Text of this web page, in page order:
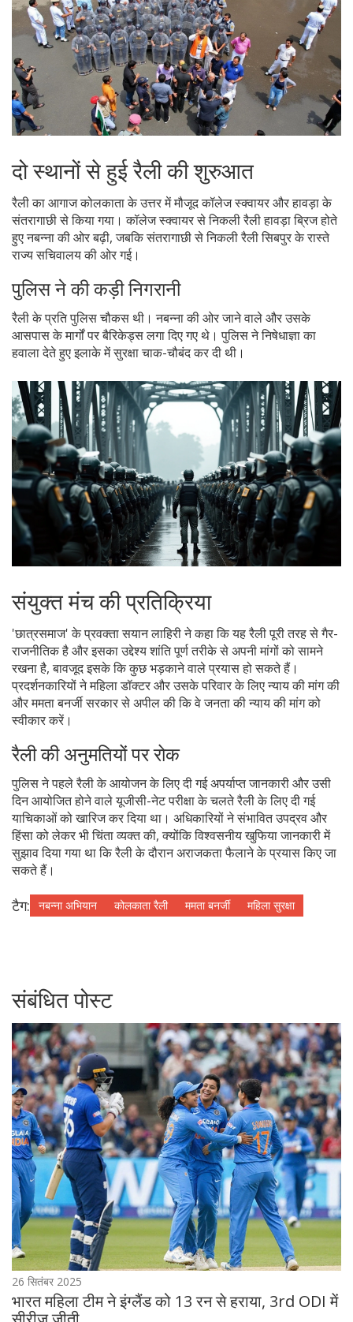
दो स्थानों से हुई रैली की शुरुआत
रैली का आगाज कोलकाता के उत्तर में मौजूद कॉलेज स्क्वायर और हावड़ा के
संतरागाछी से किया गया। कॉलेज स्क्वायर से निकली रैली हावड़ा ब्रिज होते
हुए नबन्ना की ओर बढ़ी, जबकि संतरागाछी से निकली रैली सिबपुर के रास्ते
राज्य सचिवालय की ओर गई।
पुलिस ने की कड़ी निगरानी
रैली के प्रति पुलिस चौकस थी। नबन्ना की ओर जाने वाले और उसके
आसपास के मार्गों पर बैरिकेड्स लगा दिए गए थे। पुलिस ने निषेधाज्ञा का
हवाला देते हुए इलाके में सुरक्षा चाक-चौबंद कर दी थी।
संयुक्त मंच की प्रतिक्रिया
'छात्रसमाज' के प्रवक्ता सयान लाहिरी ने कहा कि यह रैली पूरी तरह से गैर-
राजनीतिक है और इसका उद्देश्य शांति पूर्ण तरीके से अपनी मांगों को सामने
रखना है, बावजूद इसके कि कुछ भड़काने वाले प्रयास हो सकते हैं।
प्रदर्शनकारियों ने महिला डॉक्टर और उसके परिवार के लिए न्याय की मांग की
और ममता बनर्जी सरकार से अपील की कि वे जनता की न्याय की मांग को
स्वीकार करें।
रैली की अनुमतियों पर रोक
पुलिस ने पहले रैली के आयोजन के लिए दी गई अपर्याप्त जानकारी और उसी
दिन आयोजित होने वाले यूजीसी-नेट परीक्षा के चलते रैली के लिए दी गई
याचिकाओं को खारिज कर दिया था। अधिकारियों ने संभावित उपद्रव और
हिंसा को लेकर भी चिंता व्यक्त की, क्योंकि विश्वसनीय खुफिया जानकारी में
सुझाव दिया गया था कि रैली के दौरान अराजकता फैलाने के प्रयास किए जा
सकते हैं।
टैग: नबन्ना अभियान कोलकाता रैली ममता बनर्जी महिला सुरक्षा
संबंधित पोस्ट
26 सितंबर 2025
भारत महिला टीम ने इंग्लैंड को 13 रन से हराया, 3rd ODI में